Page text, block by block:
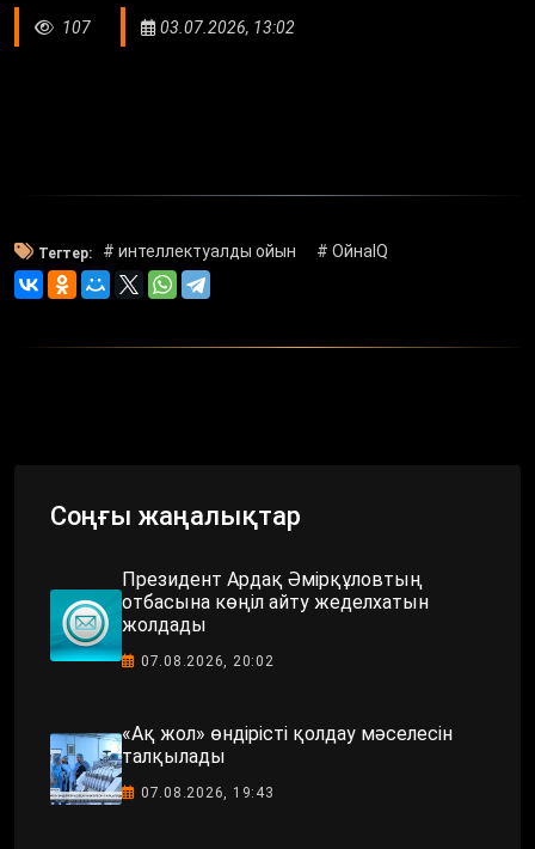
107 03.07.2026, 13:02
Тегтер: # интеллектуалды ойын # ОйнаIQ
Соңғы жаңалықтар
Президент Ардақ Әмірқұловтың
отбасына көңіл айту жеделхатын
жолдады
07.08.2026, 20:02
«Ақ жол» өндірісті қолдау мәселесін
талқылады
07.08.2026, 19:43